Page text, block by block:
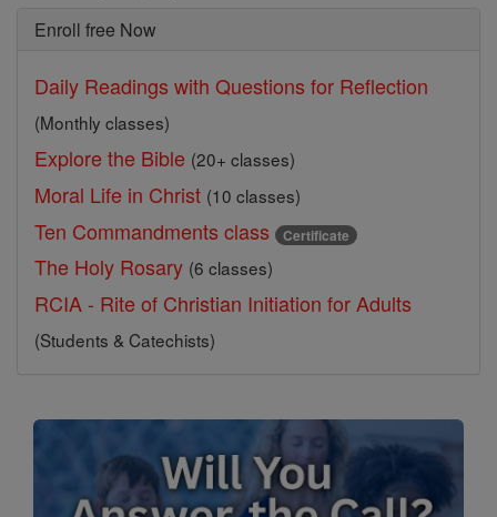
Enroll free Now
Daily Readings with Questions for Reflection
(Monthly classes)
Explore the Bible (20+ classes)
Moral Life in Christ (10 classes)
Ten Commandments class Certificate
The Holy Rosary (6 classes)
RCIA - Rite of Christian Initiation for Adults
(Students & Catechists)